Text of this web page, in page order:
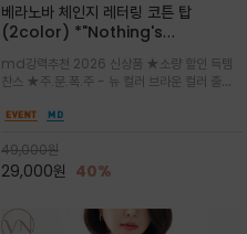
베라노바 체인지 레터링 코튼 탑
(2color) *"Nothing's
도 일어나지않는것/감각적인 레터링 프
린팅이 돋보이는 베라노바 티셔츠
md강력추천 2026 신상품 ★소량 할인 득템
찬스 ★주.문.폭.주 - 뉴 컬러 브라운 컬러 출시~
무드를 만들고 기본 베이스의 컬러감이라 출근시
럽고 유연한 코튼 소재로 편안
49,000원
29,000원 40%